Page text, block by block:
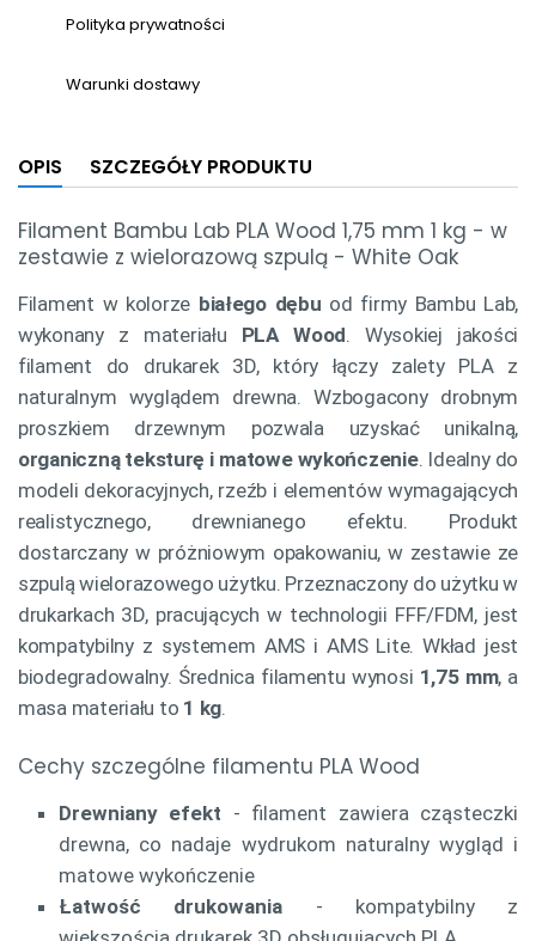
Polityka prywatności
Warunki dostawy
OPIS SZCZEGÓŁY PRODUKTU
Filament Bambu Lab PLA Wood 1,75 mm 1 kg - w
zestawie z wielorazową szpulą - White Oak
Filament w kolorze białego dębu od firmy Bambu Lab,
wykonany z materiału PLA Wood. Wysokiej jakości
filament do drukarek 3D, który łączy zalety PLA z
naturalnym wyglądem drewna. Wzbogacony drobnym
proszkiem drzewnym pozwala uzyskać unikalną,
organiczną teksturę i matowe wykończenie. Idealny do
modeli dekoracyjnych, rzeźb i elementów wymagających
realistycznego, drewnianego efektu. Produkt
dostarczany w próżniowym opakowaniu, w zestawie ze
szpulą wielorazowego użytku. Przeznaczony do użytku w
drukarkach 3D, pracujących w technologii FFF/FDM, jest
kompatybilny z systemem AMS i AMS Lite. Wkład jest
biodegradowalny. Średnica filamentu wynosi 1,75 mm, a
masa materiału to 1 kg.
Cechy szczególne filamentu PLA Wood
Drewniany efekt - filament zawiera cząsteczki
drewna, co nadaje wydrukom naturalny wygląd i
matowe wykończenie
Łatwość drukowania - kompatybilny z